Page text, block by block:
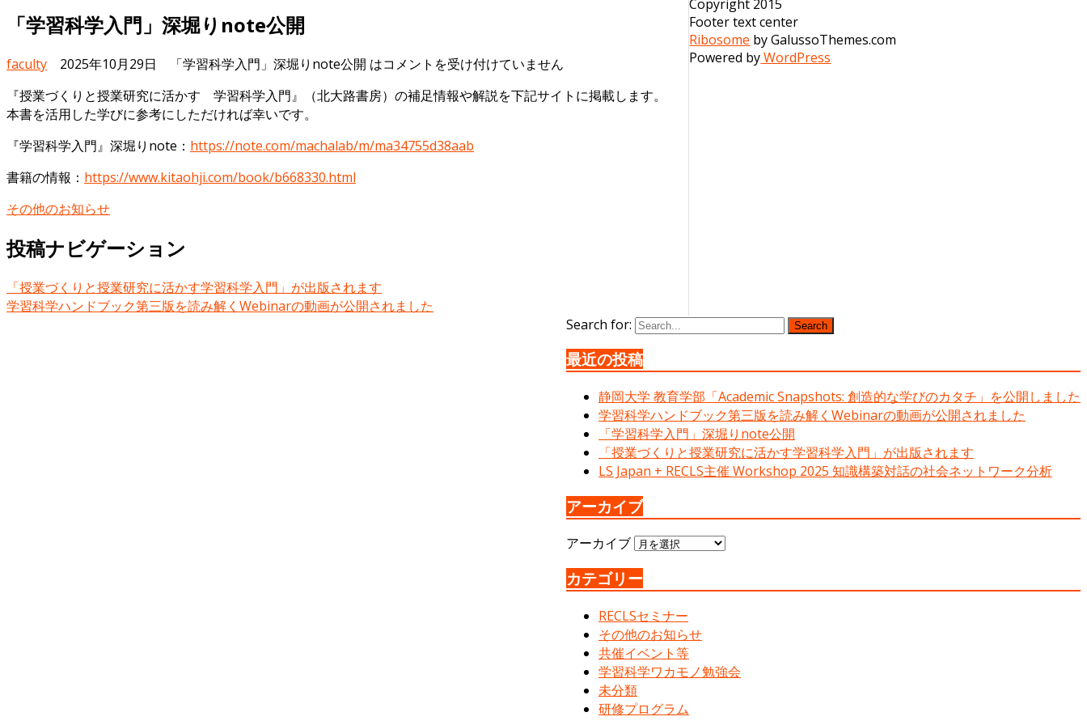
「学習科学入門」深堀りnote公開
faculty 2025年10月29日 「学習科学入門」深堀りnote公開 はコメントを受け付けていません
『授業づくりと授業研究に活かす 学習科学入門』（北大路書房）の補足情報や解説を下記サイトに掲載します。
本書を活用した学びに参考にしただければ幸いです。
『学習科学入門』深堀りnote： https://note.com/machalab/m/ma34755d38aab
書籍の情報： https://www.kitaohji.com/book/b668330.html
その他のお知らせ
投稿ナビゲーション
「授業づくりと授業研究に活かす学習科学入門」が出版されます
学習科学ハンドブック第三版を読み解くWebinarの動画が公開されました
Search for:
Search
最近の投稿
静岡大学 教育学部「Academic Snapshots: 創造的な学びのカタチ」を公開しました
学習科学ハンドブック第三版を読み解くWebinarの動画が公開されました
「学習科学入門」深堀りnote公開
「授業づくりと授業研究に活かす学習科学入門」が出版されます
LS Japan + RECLS主催 Workshop 2025 知識構築対話の社会ネットワーク分析
アーカイブ
アーカイブ
カテゴリー
RECLSセミナー
その他のお知らせ
共催イベント等
学習科学ワカモノ勉強会
未分類
研修プログラム
Copyright 2015
Footer text center
Ribosome by GalussoThemes.com
Powered byWordPress